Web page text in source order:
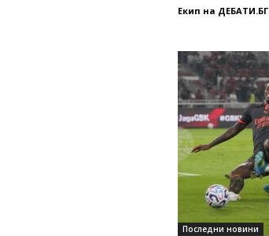
Екип на ДЕБАТИ.БГ
Последни новини